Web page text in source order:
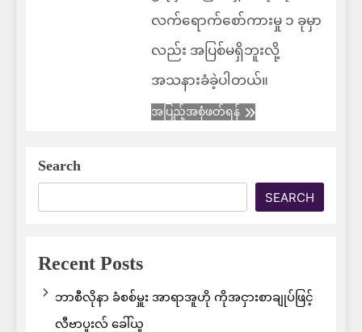
လက်ရောက်စော်ကားမှု ၁ ခုမှာ
လည်း အပြစ်မရှိဘူးလို့
အသနားခံခဲ့ပါတယ်။
အပြည့်အစုံဖတ်ရန်
Search
SEARCH
Recent Posts
ဘာစီလိုနာ ခံစစ်မှူး အာရာအူဟို ကိုအငှားစာချုပ်ဖြင့်
လီဗာပူးလ် ခေါ်ယူ